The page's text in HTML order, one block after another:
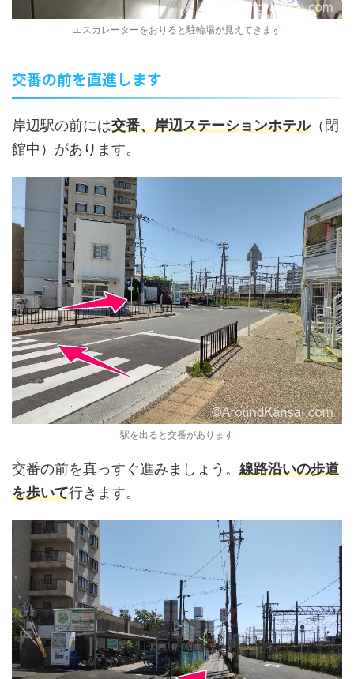
エスカレーターをおりると駐輪場が見えてきます
交番の前を直進します
岸辺駅の前には交番、岸辺ステーションホテル（閉
館中）があります。
駅を出ると交番があります
交番の前を真っすぐ進みましょう。 線路沿いの歩道
を歩いて行きます。